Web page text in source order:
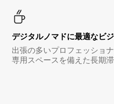
デジタルノマド⁠に最⁠適⁠なビ⁠
出張の多いプロフェッショ
専用スペースを備えた長期